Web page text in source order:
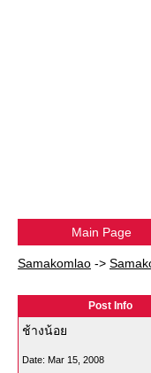
Main Page
Samakomlao ->
Post Info
ช้างน้อย
Date: Mar 15, 2008